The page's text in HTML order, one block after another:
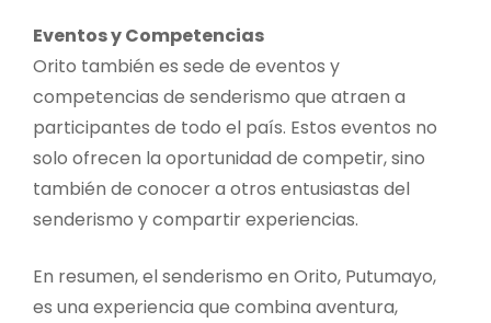
Eventos y Competencias
Orito también es sede de eventos y
competencias de senderismo que atraen a
participantes de todo el país. Estos eventos no
solo ofrecen la oportunidad de competir, sino
también de conocer a otros entusiastas del
senderismo y compartir experiencias.
En resumen, el senderismo en Orito, Putumayo,
es una experiencia que combina aventura,